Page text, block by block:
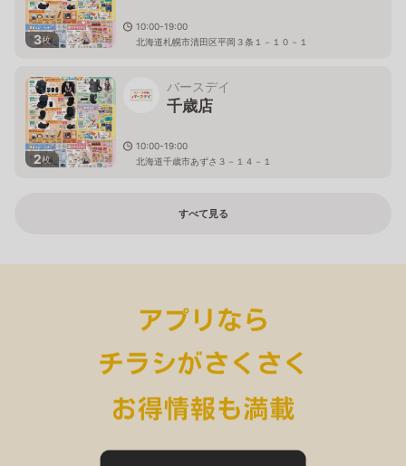
3枚
10:00-19:00
北海道札幌市清田区平岡３条１－１０－１
2枚
バースデイ
千歳店
10:00-19:00
北海道千歳市あずさ３－１４－１
すべて見る